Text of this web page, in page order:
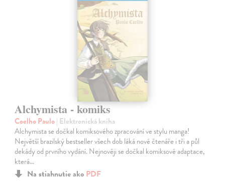
Alchymista - komiks
Coelho Paulo| Elektronická kniha
Alchymista se dočkal komiksového zpracování ve stylu manga!
Největší brazilský bestseller všech dob láká nové čtenáře i tři a půl
dekády od prvního vydání. Nejnověji se dočkal komiksové adaptace,
která…
Na stiahnutie ako PDF